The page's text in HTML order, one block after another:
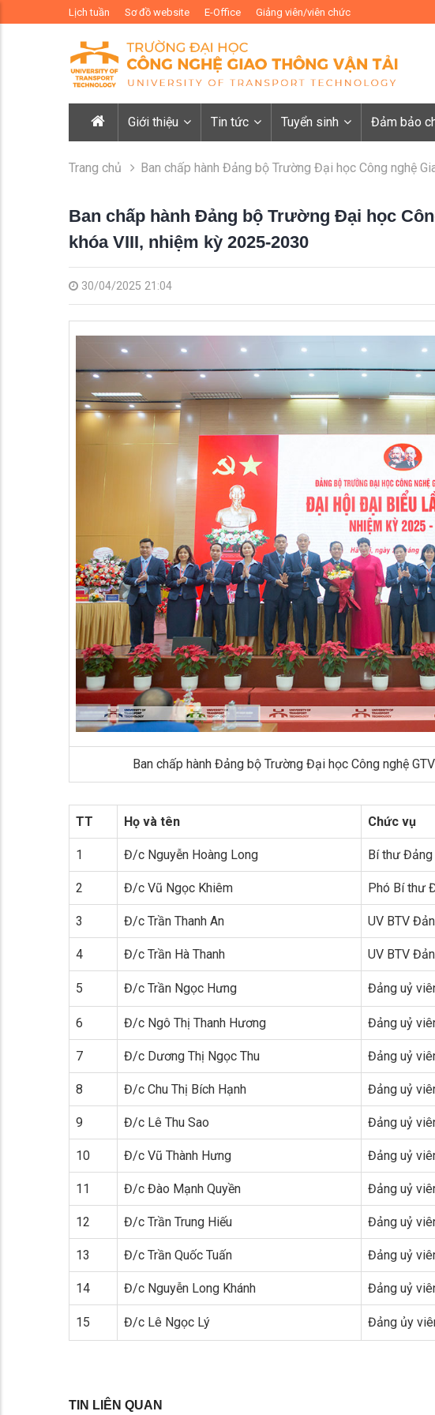
Lịch tuần Sơ đồ website E-Office Giảng viên/viên chức
Giới thiệu Tin tức Tuyển sinh Đảm bảo
Trang chủ Ban chấp hành Đảng bộ Trường Đại học Công nghệ
Ban chấp hành Đảng bộ Trường Đại học
khóa VIII, nhiệm kỳ 2025-2030
30/04/2025 21:04
Ban chấp hành Đảng bộ Trường Đại học Công nghệ
TT Họ và tên Chức vụ
1 Đ/c Nguyễn Hoàng Long Bí thư
2 Đ/c Vũ Ngọc Khiêm Phó Bí thư
3 Đ/c Trần Thanh An UV BTV
4 Đ/c Trần Hà Thanh UV BTV
5 Đ/c Trần Ngọc Hưng Đảng uỷ
6 Đ/c Ngô Thị Thanh Hương Đảng uỷ
7 Đ/c Dương Thị Ngọc Thu Đảng uỷ
8 Đ/c Chu Thị Bích Hạnh Đảng uỷ
9 Đ/c Lê Thu Sao Đảng uỷ
10 Đ/c Vũ Thành Hưng Đảng uỷ
11 Đ/c Đào Mạnh Quyền Đảng uỷ
12 Đ/c Trần Trung Hiếu Đảng uỷ
13 Đ/c Trần Quốc Tuấn Đảng uỷ
14 Đ/c Nguyễn Long Khánh Đảng uỷ
15 Đ/c Lê Ngọc Lý Đảng ủy
TIN LIÊN QUAN